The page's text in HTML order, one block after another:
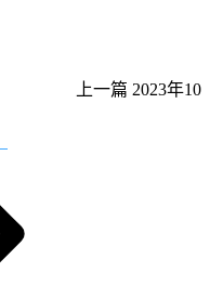
上一篇 2023年10